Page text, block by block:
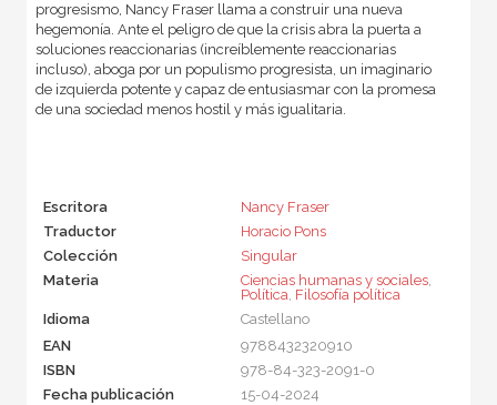
progresismo, Nancy Fraser llama a construir una nueva
hegemonía. Ante el peligro de que la crisis abra la puerta a
soluciones reaccionarias (increíblemente reaccionarias
incluso), aboga por un populismo progresista, un imaginario
de izquierda potente y capaz de entusiasmar con la promesa
de una sociedad menos hostil y más igualitaria.
Escritora
Nancy Fraser
Traductor
Horacio Pons
Colección
Singular
Materia
Ciencias humanas y sociales,
Política, Filosofía política
Idioma
Castellano
EAN
9788432320910
ISBN
978-84-323-2091-0
Fecha publicación
15-04-2024